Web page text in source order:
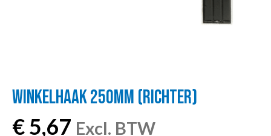
WINKELHAAK 250MM (RICHTER)
€5,67 Excl. BTW